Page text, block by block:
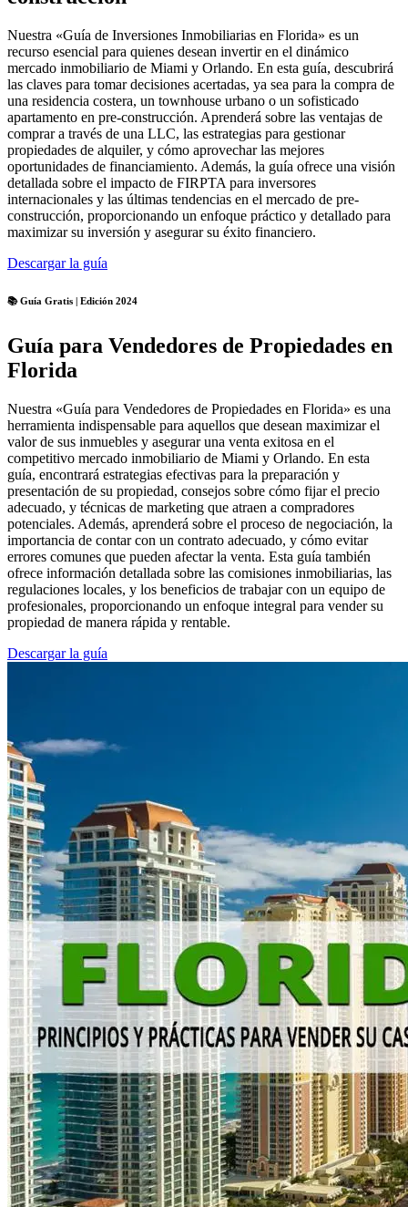
Nuestra «Guía de Inversiones Inmobiliarias en Florida» es un
recurso esencial para quienes desean invertir en el dinámico
mercado inmobiliario de Miami y Orlando. En esta guía, descubrirá
las claves para tomar decisiones acertadas, ya sea para la compra de
una residencia costera, un townhouse urbano o un sofisticado
apartamento en pre-construcción. Aprenderá sobre las ventajas de
comprar a través de una LLC, las estrategias para gestionar
propiedades de alquiler, y cómo aprovechar las mejores
oportunidades de financiamiento. Además, la guía ofrece una visión
detallada sobre el impacto de FIRPTA para inversores
internacionales y las últimas tendencias en el mercado de pre-
construcción, proporcionando un enfoque práctico y detallado para
maximizar su inversión y asegurar su éxito financiero.
Descargar la guía
📚 Guía Gratis | Edición 2024
Guía para Vendedores de Propiedades en
Florida
Nuestra «Guía para Vendedores de Propiedades en Florida» es una
herramienta indispensable para aquellos que desean maximizar el
valor de sus inmuebles y asegurar una venta exitosa en el
competitivo mercado inmobiliario de Miami y Orlando. En esta
guía, encontrará estrategias efectivas para la preparación y
presentación de su propiedad, consejos sobre cómo fijar el precio
adecuado, y técnicas de marketing que atraen a compradores
potenciales. Además, aprenderá sobre el proceso de negociación, la
importancia de contar con un contrato adecuado, y cómo evitar
errores comunes que pueden afectar la venta. Esta guía también
ofrece información detallada sobre las comisiones inmobiliarias, las
regulaciones locales, y los beneficios de trabajar con un equipo de
profesionales, proporcionando un enfoque integral para vender su
propiedad de manera rápida y rentable.
Descargar la guía